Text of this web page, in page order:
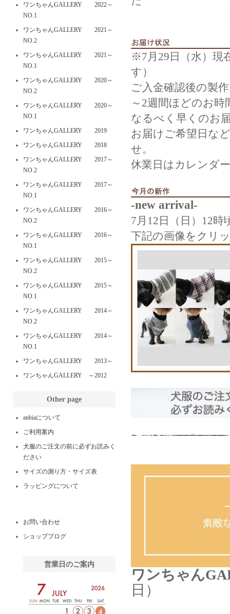
※7月29日（水）現
す）
ご入金確認後の製
～2週間ほどのお
なるべく早くのお
お届けご希望日な
せ。
休業日はカレンダ
-new arrival-
7月12日（日）12
下記の画像をクリ
ワンちゃん
日）
ワンちゃんGALLERY 2022～
NO.1
ワンちゃんGALLERY 2021～
NO.2
ワンちゃんGALLERY 2021～
NO.1
ワンちゃんGALLERY 2020～
NO.2
ワンちゃんGALLERY 2020～
NO.1
ワンちゃんGALLERY 2019
ワンちゃんGALLERY 2018
ワンちゃんGALLERY 2017～
NO.2
ワンちゃんGALLERY 2017～
NO.1
ワンちゃんGALLERY 2016～
NO.2
ワンちゃんGALLERY 2016～
NO.1
ワンちゃんGALLERY 2015～
NO.2
ワンちゃんGALLERY 2015～
NO.1
ワンちゃんGALLERY 2014～
NO.2
ワンちゃんGALLERY 2014～
NO.1
ワンちゃんGALLERY 2013～
ワンちゃんGALLERY ～2012
Other page
anbiaについて
ご利用案内
犬服のご注文の前に必ずお読みく
ださい
サイズの測り方・サイズ表
ラッピングについて
お問い合わせ
ショップブログ
営業日のご案内